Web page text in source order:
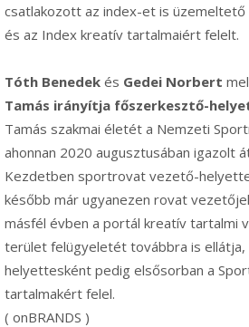
csatlakozott az index-et is üzemeltető
és az Index kreatív tartalmaiért felelt.
Tóth Benedek és Gedei Norbert
Tamás irányítja főszerkesztő-
Tamás szakmai életét a Nemzeti
ahonnan 2020 augusztusában igazolt
Kezdetben sportrovat vezető-
később már ugyanezen rovat
másfél évben a portál kreatív tartalmi
terület felügyeletét továbbra is
helyettesként pedig elsősorban a
tartalmakért felel.
( onBRANDS )